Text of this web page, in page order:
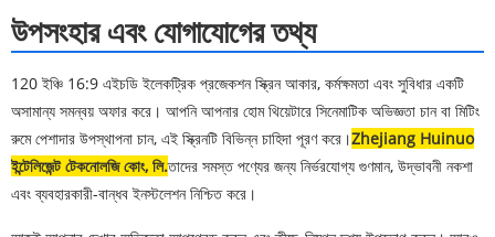
উপসংহার এবং যোগাযোগের তথ্য
120 ইঞ্চি 16:9 এইচডি ইলেকট্রিক প্রজেকশন স্ক্রিন আকার, কর্মক্ষমতা এবং সুবিধার একটি
অসামান্য সমন্বয় অফার করে। আপনি আপনার হোম থিয়েটারে সিনেমাটিক অভিজ্ঞতা চান বা মিটিং
রুমে পেশাদার উপস্থাপনা চান, এই স্ক্রিনটি বিভিন্ন চাহিদা পূরণ করে।Zhejiang Huinuo
ইন্টেলিজেন্ট টেকনোলজি কোং, লি.তাদের সমস্ত পণ্যের জন্য নির্ভরযোগ্য গুণমান, উদ্ভাবনী নকশা
এবং ব্যবহারকারী-বান্ধব ইনস্টলেশন নিশ্চিত করে।